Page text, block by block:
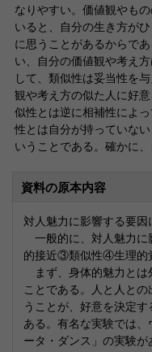
なりやすい。価値観やも
いると、自分の生き方が
に思うことがあるからで
い、自分の価値観や考え
して、類似性は妥当性を
観や考え方の似た人に好
似性とは逆に相補性によ
性とは自分が持っていな
いうことである。確かに
資料の原本内容
対人魅力に影響する要因
一般的に、対人魅力
的接近③類似性④生理的
まず、身体的魅力とは
ことである。人と人と
うことが、好意を決定
ある。有名な実験では、
ータ・ダンス」の実験